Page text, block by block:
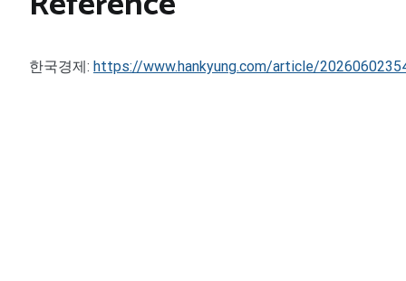
한국경제: https://www.hankyung.com/article/